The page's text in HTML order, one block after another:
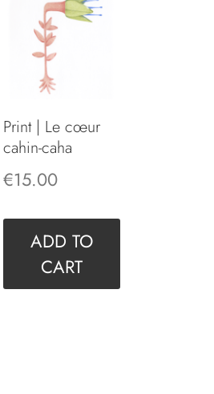
Print | Le cœur
cahin-caha
€15.00
ADD TO
CART